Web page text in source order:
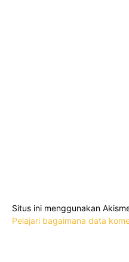
Situs ini menggunakan
Pelajari bagaimana data